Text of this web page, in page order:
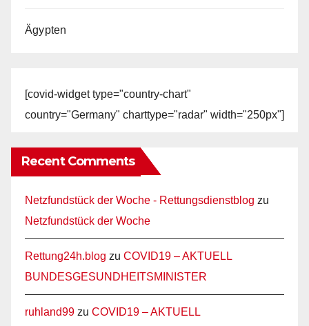
Ägypten
[covid-widget type="country-chart"
country="Germany" charttype="radar" width="250px"]
Recent Comments
Netzfundstück der Woche - Rettungsdienstblog zu
Netzfundstück der Woche
Rettung24h.blog zu COVID19 – AKTUELL
BUNDESGESUNDHEITSMINISTER
ruhland99 zu COVID19 – AKTUELL